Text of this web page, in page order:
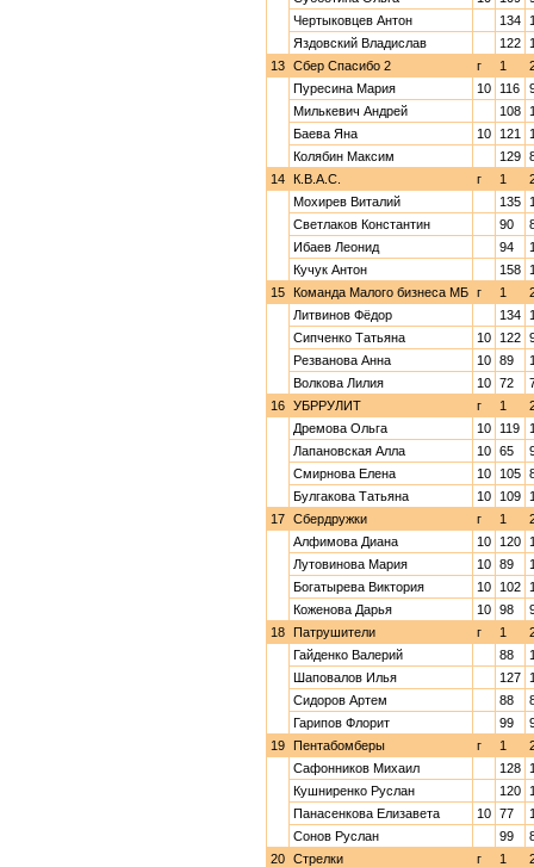
Чертыковцев Антон
134
Яздовский Владислав
122
13
Сбер Спасибо 2 г 1
Пуресина Мария
10 116
Милькевич Андрей
108
Баева Яна
10 121
Колябин Максим
129
14
К.В.А.С. г 1
Мохирев Виталий
135
Светлаков Константин
90
Ибаев Леонид
94
Кучук Антон
158
15
Команда Малого бизнеса МБ г 1
Литвинов Фёдор
134
Сипченко Татьяна
10 122
Резванова Анна
10 89
Волкова Лилия
10 72
16
УБРРУЛИТ г 1
Дремова Ольга
10 119
Лапановская Алла
10 65
Смирнова Елена
10 105
Булгакова Татьяна
10 109
17
Сбердружки г 1
Алфимова Диана
10 120
Лутовинова Мария
10 89
Богатырева Виктория
10 102
Коженова Дарья
10 98
18
Патрушители г 1
Гайденко Валерий
88
Шаповалов Илья
127
Сидоров Артем
88
Гарипов Флорит
99
19
Пентабомберы г 1
Сафонников Михаил
128
Кушниренко Руслан
120
Панасенкова Елизавета
10 77
Сонов Руслан
99
20
Стрелки г 1